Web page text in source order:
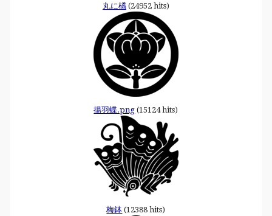
丸に橘(24952 hits)
揚羽蝶.png (15124 hits)
梅鉢 (12388 hits)